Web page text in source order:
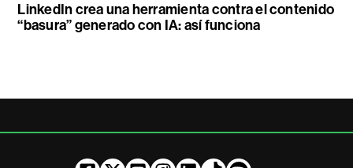
LinkedIn crea una herramienta contra el contenido
“basura” generado con IA: así funciona